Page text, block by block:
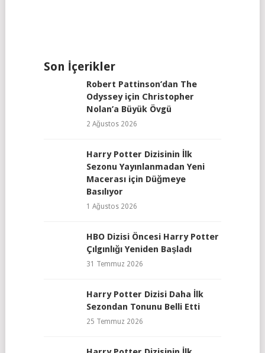
Son İçerikler
Robert Pattinson’dan The
Odyssey için Christopher
Nolan’a Büyük Övgü
2 Ağustos 2026
Harry Potter Dizisinin İlk
Sezonu Yayınlanmadan Yeni
Macerası için Düğmeye
Basılıyor
1 Ağustos 2026
HBO Dizisi Öncesi Harry Potter
Çılgınlığı Yeniden Başladı
31 Temmuz 2026
Harry Potter Dizisi Daha İlk
Sezondan Tonunu Belli Etti
25 Temmuz 2026